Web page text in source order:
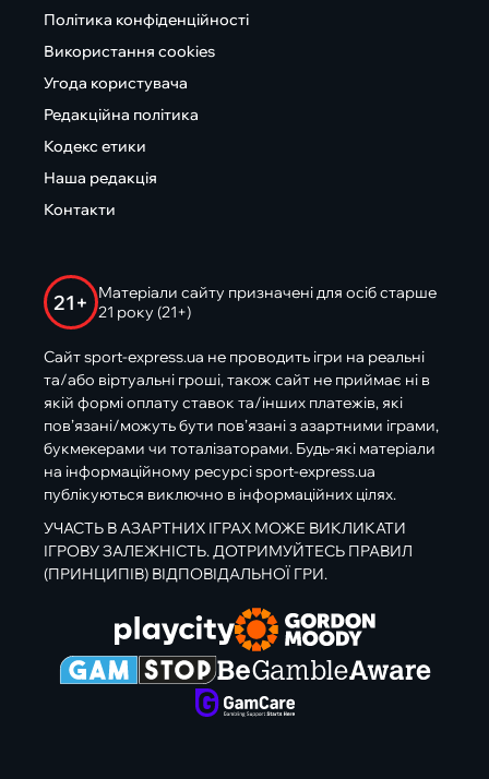
Політика конфіденційності
Використання cookies
Угода користувача
Редакційна політика
Кодекс етики
Наша редакція
Контакти
21+
Матеріали сайту призначені для осіб старше
21 року (21+)
Сайт sport-express.ua не проводить ігри на реальні
та/або віртуальні гроші, також сайт не приймає ні в
якій формі оплату ставок та/інших платежів, які
пов’язані/можуть бути пов’язані з азартними іграми,
букмекерами чи тоталізаторами. Будь-які матеріали
на інформаційному ресурсі sport-express.ua
публікуються виключно в інформаційних цілях.
УЧАСТЬ В АЗАРТНИХ ІГРАХ МОЖЕ ВИКЛИКАТИ
ІГРОВУ ЗАЛЕЖНІСТЬ. ДОТРИМУЙТЕСЬ ПРАВИЛ
(ПРИНЦИПІВ) ВІДПОВІДАЛЬНОЇ ГРИ.